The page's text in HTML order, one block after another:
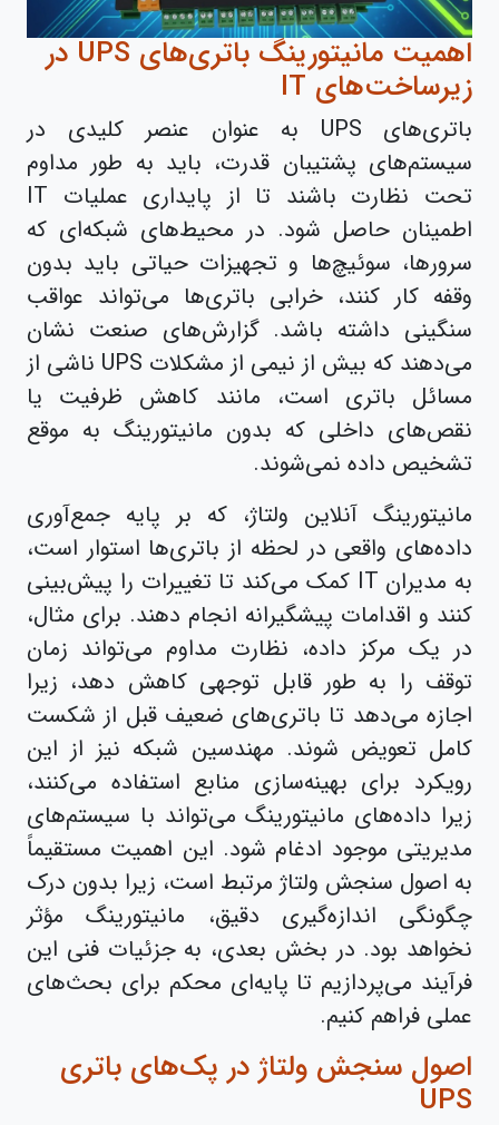
اهمیت مانیتورینگ باتری‌های UPS در
زیرساخت‌های IT
باتری‌های UPS به عنوان عنصر کلیدی در
سیستم‌های پشتیبان قدرت، باید به طور مداوم
تحت نظارت باشند تا از پایداری عملیات IT
اطمینان حاصل شود. در محیط‌های شبکه‌ای که
سرورها، سوئیچ‌ها و تجهیزات حیاتی باید بدون
وقفه کار کنند، خرابی باتری‌ها می‌تواند عواقب
سنگینی داشته باشد. گزارش‌های صنعت نشان
می‌دهند که بیش از نیمی از مشکلات UPS ناشی از
مسائل باتری است، مانند کاهش ظرفیت یا
نقص‌های داخلی که بدون مانیتورینگ به موقع
تشخیص داده نمی‌شوند.
مانیتورینگ آنلاین ولتاژ، که بر پایه جمع‌آوری
داده‌های واقعی در لحظه از باتری‌ها استوار است،
به مدیران IT کمک می‌کند تا تغییرات را پیش‌بینی
کنند و اقدامات پیشگیرانه انجام دهند. برای مثال،
در یک مرکز داده، نظارت مداوم می‌تواند زمان
توقف را به طور قابل توجهی کاهش دهد، زیرا
اجازه می‌دهد تا باتری‌های ضعیف قبل از شکست
کامل تعویض شوند. مهندسین شبکه نیز از این
رویکرد برای بهینه‌سازی منابع استفاده می‌کنند،
زیرا داده‌های مانیتورینگ می‌تواند با سیستم‌های
مدیریتی موجود ادغام شود. این اهمیت مستقیماً
به اصول سنجش ولتاژ مرتبط است، زیرا بدون درک
چگونگی اندازه‌گیری دقیق، مانیتورینگ مؤثر
نخواهد بود. در بخش بعدی، به جزئیات فنی این
فرآیند می‌پردازیم تا پایه‌ای محکم برای بحث‌های
عملی فراهم کنیم.
اصول سنجش ولتاژ در پک‌های باتری
UPS